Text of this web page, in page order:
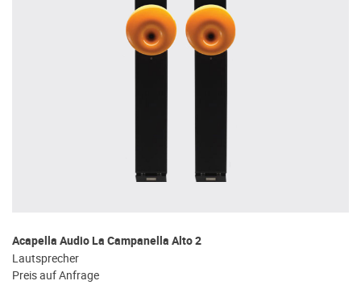
Acapella Audio La Campanella Alto 2
Lautsprecher
Preis auf Anfrage